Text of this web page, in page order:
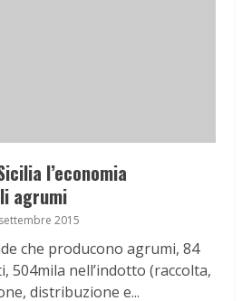
l’economia
agrumi
2015
che producono agrumi, 84
504mila nell’indotto (raccolta,
distribuzione e...